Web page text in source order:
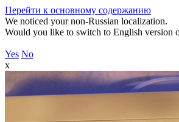
Перейти к основному содержанию
We noticed your non-Russian localization.
Would you like to switch to English version
Yes No
x